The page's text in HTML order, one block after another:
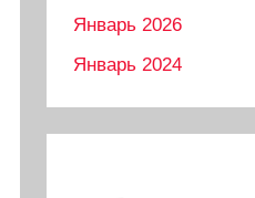
Январь 2026
Январь 2024